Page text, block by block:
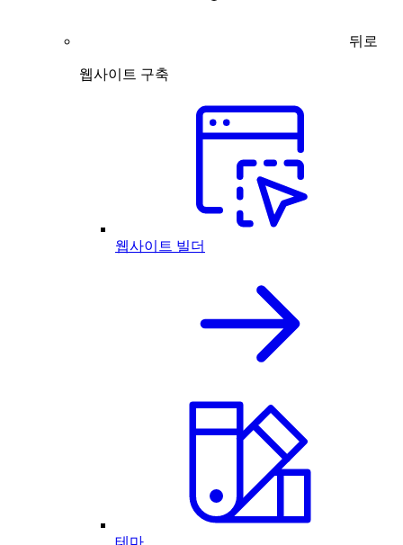
뒤로
웹사이트 구축
웹사이트 빌더
테마